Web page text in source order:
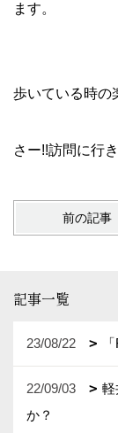
ます。
歩いている時の
さー!!訪問に行
前の記事
記事一覧
23/08/22
22/09/03
軽
か？